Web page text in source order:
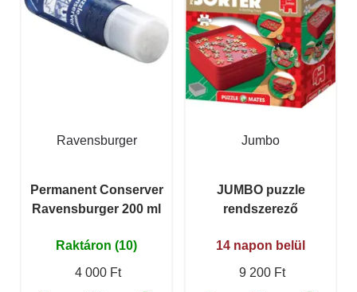
Ravensburger
Permanent Conserver
Ravensburger 200 ml
Raktáron (10)
4 000 Ft
Jumbo
JUMBO puzzle
rendszerező
14 napon belül
9 200 Ft